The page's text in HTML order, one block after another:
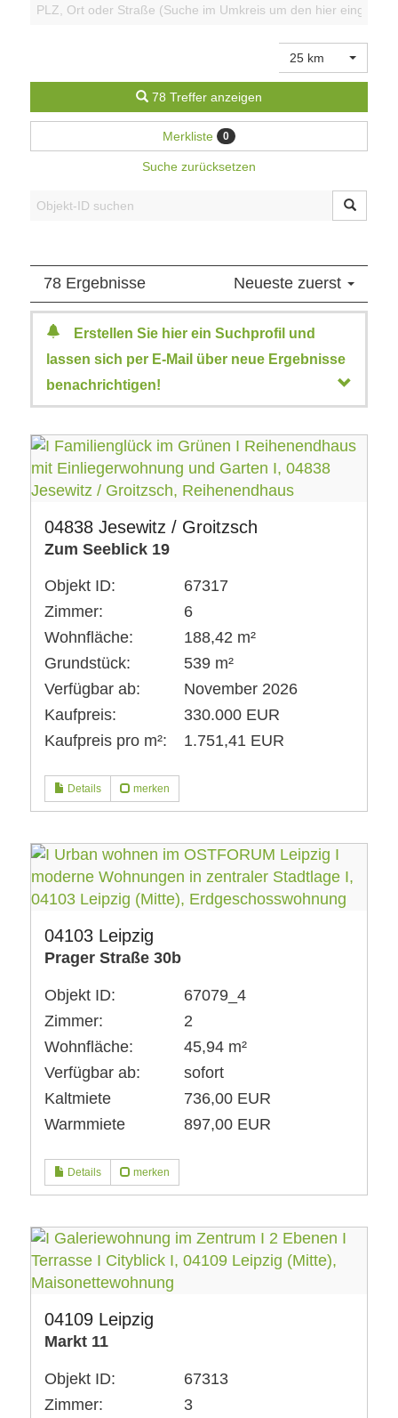
25 km
78 Treffer anzeigen
Merkliste 0
Suche zurücksetzen
78 Ergebnisse Neueste zuerst
Erstellen Sie hier ein Suchprofil und
lassen sich per E-Mail über neue Ergebnisse
benachrichtigen!
04838 Jesewitz / Groitzsch
Zum Seeblick 19
Objekt ID:
67317
Zimmer:
6
Wohnfläche:
188,42 m²
Grundstück:
539 m²
Verfügbar ab:
November 2026
Kaufpreis:
330.000 EUR
Kaufpreis pro m²:
1.751,41 EUR
Details merken
04103 Leipzig
Prager Straße 30b
Objekt ID:
67079_4
Zimmer:
2
Wohnfläche:
45,94 m²
Verfügbar ab:
sofort
Kaltmiete
736,00 EUR
Warmmiete
897,00 EUR
Details merken
04109 Leipzig
Markt 11
Objekt ID:
67313
Zimmer:
3